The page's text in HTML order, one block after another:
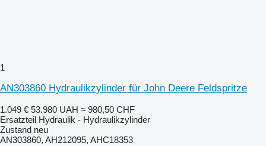
1
AN303860 Hydraulikzylinder für John Deere Feldspritze
1.049 € 53.980 UAH ≈ 980,50 CHF
Ersatzteil Hydraulik - Hydraulikzylinder
Zustand neu
AN303860, AH212095, AHC18353